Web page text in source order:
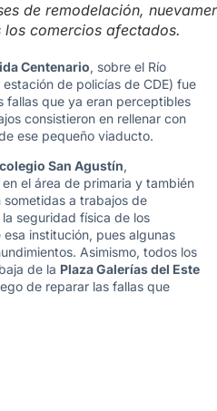
de remodelación,
los comercios afectados.
Centenario, sobre el Río
de policías de CDE) fue
fallas que ya eran perceptibles
consistieron en rellenar con
ese pequeño viaducto.
colegio San Agustín,
el área de primaria y también
a trabajos de
seguridad física de los
institución, pues algunas
Asimismo, todos los
de la Plaza Galerías del Este
de reparar las fallas que